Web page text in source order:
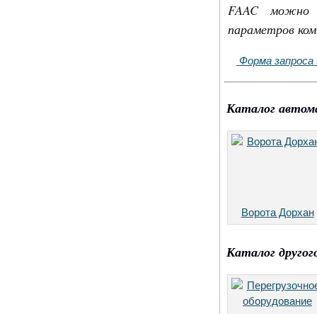
FAAC можно
параметров
Форма
Каталог
Ворота Дорхан
Каталог